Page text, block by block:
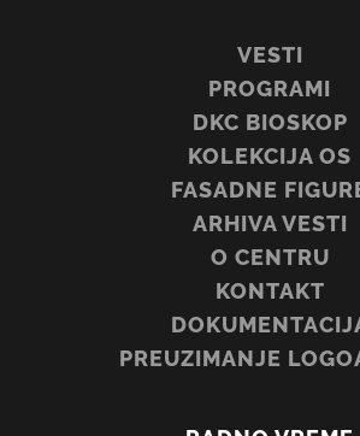
VESTI
PROGRAMI
DKC BIOSKOP
KOLEKCIJA OS
FASADNE
ARHIVA VESTI
O CENTRU
KONTAKT
PREUZIMANJE